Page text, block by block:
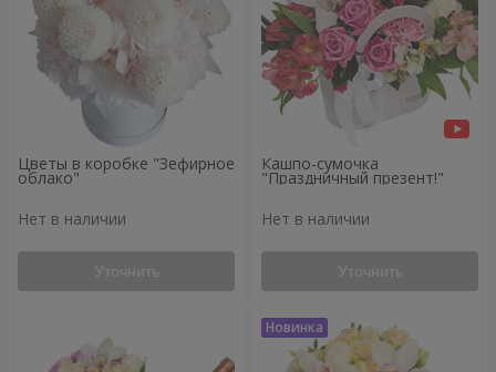
Цветы в коробке "Зефирное
облако"
Нет в наличии
Уточнить
Кашпо-сумочка
"Праздничный презент!"
Нет в наличии
Уточнить